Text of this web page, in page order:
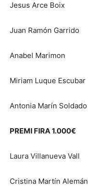
Jesus Arce Boix
Juan Ramón Garrido
Anabel Marimon
Miriam Luque Escubar
Antonia Marín Soldado
PREMI FIRA 1.000€
Laura Villanueva Vall
Cristina Martín Alemán